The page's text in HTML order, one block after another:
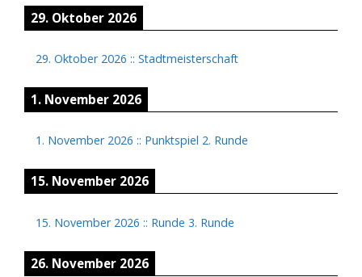
29. Oktober 2026
29. Oktober 2026 :: Stadtmeisterschaft
1. November 2026
1. November 2026 :: Punktspiel 2. Runde
15. November 2026
15. November 2026 :: Runde 3. Runde
26. November 2026